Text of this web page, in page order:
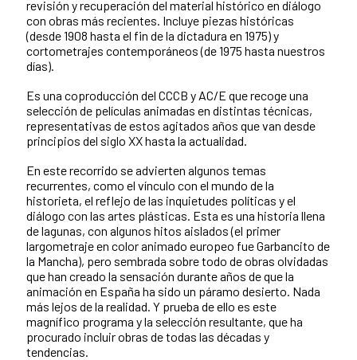
revisión y recuperación del material histórico en diálogo
con obras más recientes. Incluye piezas históricas
(desde 1908 hasta el fin de la dictadura en 1975) y
cortometrajes contemporáneos (de 1975 hasta nuestros
días).
Es una coproducción del CCCB y AC/E que recoge una
selección de películas animadas en distintas técnicas,
representativas de estos agitados años que van desde
principios del siglo XX hasta la actualidad.
En este recorrido se advierten algunos temas
recurrentes, como el vínculo con el mundo de la
historieta, el reflejo de las inquietudes políticas y el
diálogo con las artes plásticas. Esta es una historia llena
de lagunas, con algunos hitos aislados (el primer
largometraje en color animado europeo fue Garbancito de
la Mancha), pero sembrada sobre todo de obras olvidadas
que han creado la sensación durante años de que la
animación en España ha sido un páramo desierto. Nada
más lejos de la realidad. Y prueba de ello es este
magnífico programa y la selección resultante, que ha
procurado incluir obras de todas las décadas y
tendencias.